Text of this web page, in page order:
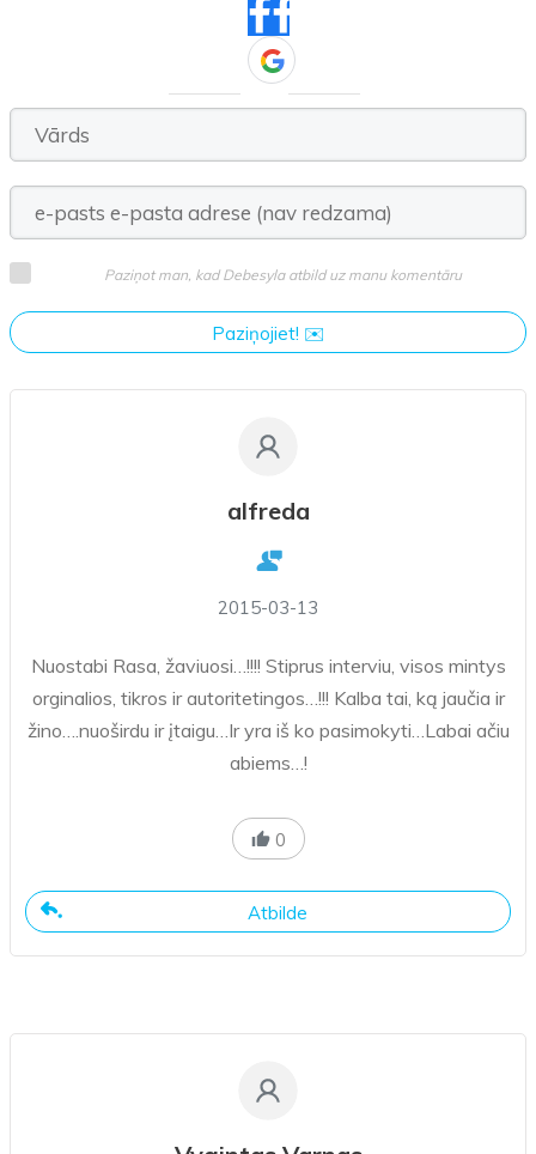
Paziņot man, kad Debesyla atbild uz manu komentāru
Paziņojiet! ✉️
vai
alfreda
2015-03-13
Nuostabi Rasa, žaviuosi…!!!! Stiprus interviu, visos mintys
orginalios, tikros ir autoritetingos…!!! Kalba tai, ką jaučia ir
žino….nuoširdu ir įtaigu…Ir yra iš ko pasimokyti…Labai ačiu
abiems…!
0
Atbilde